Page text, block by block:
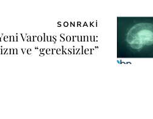
SONRAKI
Varoluş Sorunu:
ve “gereksizler”